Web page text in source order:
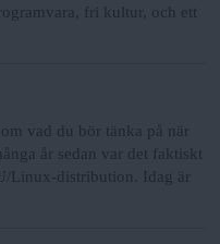
fri kultur, och ett
vad du bör tänka på när
år sedan var det faktiskt
Linux-distribution. Idag är